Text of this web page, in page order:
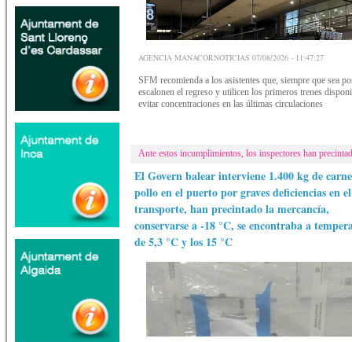
AGENCIA MANACORNOTICIAS 07/08/2026 - 11:47:27
SFM recomienda a los asistentes que, siempre que sea
escalonen el regreso y utilicen los primeros trenes
evitar concentraciones en las últimas circulaciones
Ante estos incumplimientos, los inspectores han
El Govern balear interviene 1.400 kg de
pollo en el puerto por graves deficiencias en el
transporte, han precintado la mercancía,
conservarse a -18 °C, se encontraba a
de 5,3 °C y los 15 °C